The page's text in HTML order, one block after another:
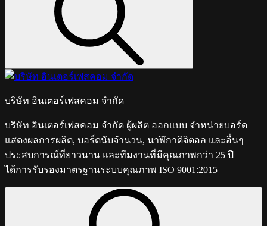
บริษัท อินเตอร์เฟสคอม จำกัด
บริษัท อินเตอร์เฟสคอม จำกัด ผู้ผลิต ออกแบบ จำหน่ายบอร์ด
แสดงผลการผลิต, บอร์ดนับจำนวน, นาฬิกาดิจิตอล และอื่นๆ
ประสบการณ์ที่ยาวนาน และทีมงานที่มีคุณภาพกว่า 25 ปี
ได้การรับรองมาตรฐานระบบคุณภาพ ISO 9001:2015